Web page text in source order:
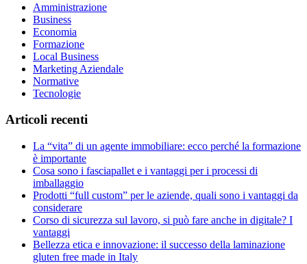
Amministrazione
Business
Economia
Formazione
Local Business
Marketing Aziendale
Normative
Tecnologie
Articoli recenti
La “vita” di un agente immobiliare: ecco perché la formazione
è importante
Cosa sono i fasciapallet e i vantaggi per i processi di
imballaggio
Prodotti “full custom” per le aziende, quali sono i vantaggi da
considerare
Corso di sicurezza sul lavoro, si può fare anche in digitale? I
vantaggi
Bellezza etica e innovazione: il successo della laminazione
gluten free made in Italy